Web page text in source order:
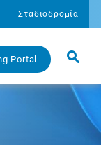
Σταδιοδρομία
Portal